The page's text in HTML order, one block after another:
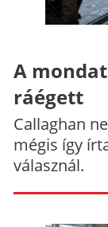
A
ráégett
Callaghan
mégis így
válasznál.